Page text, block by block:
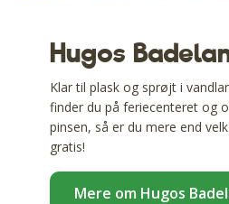
Hugos
Klar til plask og sprøjt i
finder du på feriecenteret og
pinsen, så er du mere end
gratis!
Mere om Hugos